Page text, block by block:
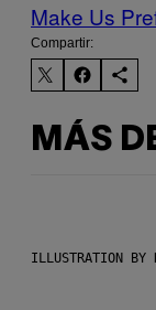
Make Us
Compartir:
MÁS
ILLUSTRATION BY